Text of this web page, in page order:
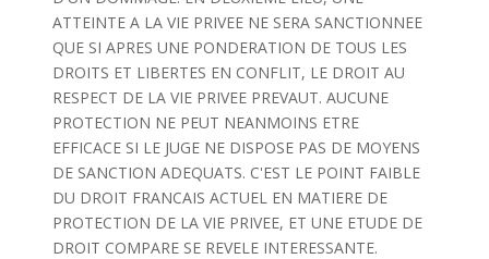
ATTEINTE A LA VIE PRIVEE NE SERA SANCTIONNEE
QUE SI APRES UNE PONDERATION DE TOUS LES
DROITS ET LIBERTES EN CONFLIT, LE DROIT AU
RESPECT DE LA VIE PRIVEE PREVAUT. AUCUNE
PROTECTION NE PEUT NEANMOINS ETRE
EFFICACE SI LE JUGE NE DISPOSE PAS DE MOYENS
DE SANCTION ADEQUATS. C'EST LE POINT FAIBLE
DU DROIT FRANCAIS ACTUEL EN MATIERE DE
PROTECTION DE LA VIE PRIVEE, ET UNE ETUDE DE
DROIT COMPARE SE REVELE INTERESSANTE.